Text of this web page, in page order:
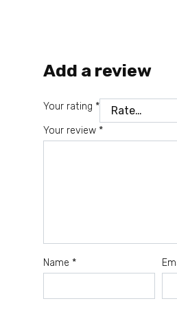
Add a review
Your rating *
Your review *
Name *